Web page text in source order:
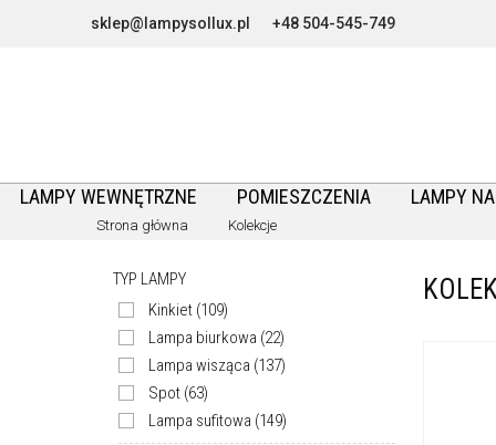
sklep@lampysollux.pl +48 504-545-749
LAMPY WEWNĘTRZNE POMIESZCZENIA LAMPY
Strona główna Kolekcje
TYP LAMPY
Kinkiet (109)
Lampa biurkowa (22)
Lampa wisząca (137)
Spot (63)
Lampa sufitowa (149)